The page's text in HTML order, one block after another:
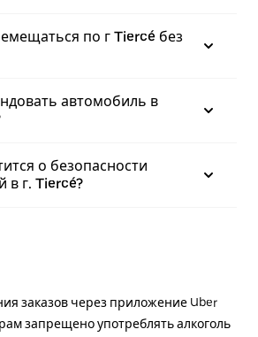
по г Tiercé без
автомобиль в
о безопасности
в г. Tiercé?
заказов через приложение Uber
запрещено употреблять алкоголь